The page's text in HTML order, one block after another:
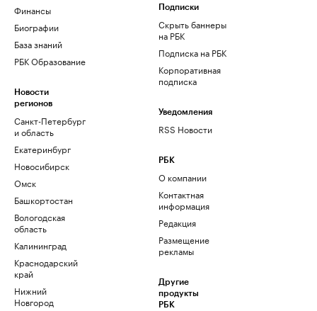
Финансы
Биографии
База знаний
РБК Образование
Новости
регионов
Санкт-Петербург
и область
Екатеринбург
Новосибирск
Омск
Башкортостан
Вологодская
область
Калининград
Краснодарский
край
Нижний
Новгород
Подписки
Скрыть баннеры
на РБК
Подписка на РБК
Корпоративная
подписка
Уведомления
RSS Новости
РБК
О компании
Контактная
информация
Редакция
Размещение
рекламы
Другие
продукты
РБК